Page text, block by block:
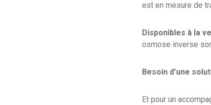
est en mesure de
Disponibles à la
osmose inverse
Besoin d’une
Et pour un